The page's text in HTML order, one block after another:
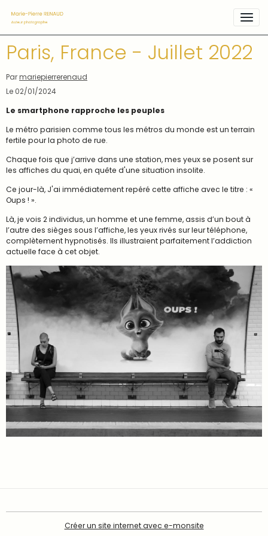
Paris, France - Juillet 2022
Parmariepierrerenaud
Le 02/01/2024
Le smartphone rapproche les peuples
Le métro parisien comme tous les métros du monde est un terrain
fertile pour la photo de rue.
Chaque fois que j’arrive dans une station, mes yeux se posent sur
les affiches du quai, en quête d'une situation insolite.
Ce jour-là, J'ai immédiatement repéré cette affiche avec le titre : «
Oups ! ».
Là, je vois 2 individus, un homme et une femme, assis d’un bout à
l’autre des sièges sous l’affiche, les yeux rivés sur leur téléphone,
complètement hypnotisés. Ils illustraient parfaitement l’addiction
actuelle face à cet objet.
Créer un site internet avec e-monsite